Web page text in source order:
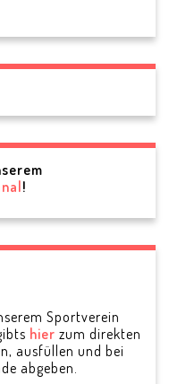
!
Sportverein
hier zum direkten
ausfüllen und bei
abgeben.